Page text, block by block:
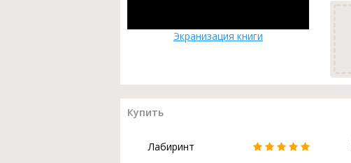
Экранизация книги
Купить
Лабиринт